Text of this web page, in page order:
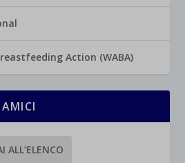
Action (WABA)
ALL’ELENCO